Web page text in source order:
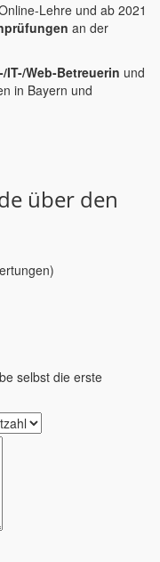
Lehre und ab 2021
an der
IT-/Web-Betreuerin und
in Bayern und
über den
selbst die erste